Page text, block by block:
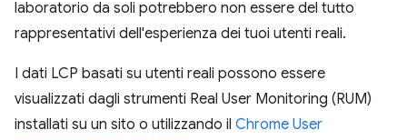
laboratorio da soli potrebbero non essere del tutto
rappresentativi dell'esperienza dei tuoi utenti reali.
I dati LCP basati su utenti reali possono essere
visualizzati dagli strumenti Real User Monitoring (RUM)
installati su un sito o utilizzando il Chrome User